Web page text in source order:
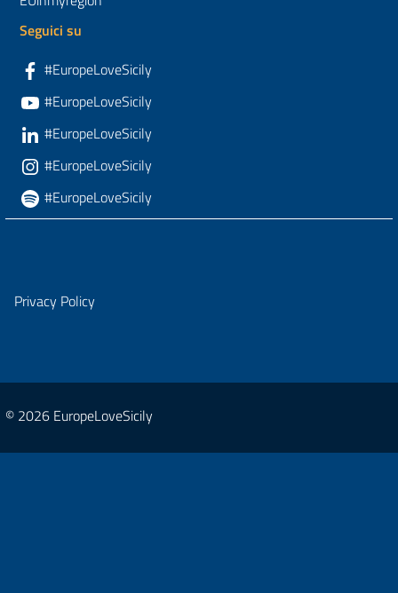
Seguici su
#EuropeLoveSicily
#EuropeLoveSicily
#EuropeLoveSicily
#EuropeLoveSicily
#EuropeLoveSicily
Privacy Policy
© 2026 EuropeLoveSicily